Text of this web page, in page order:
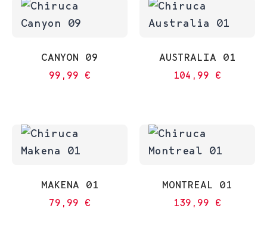
CANYON 09
99,99 €
AUSTRALIA 01
104,99 €
MAKENA 01
79,99 €
MONTREAL 01
139,99 €